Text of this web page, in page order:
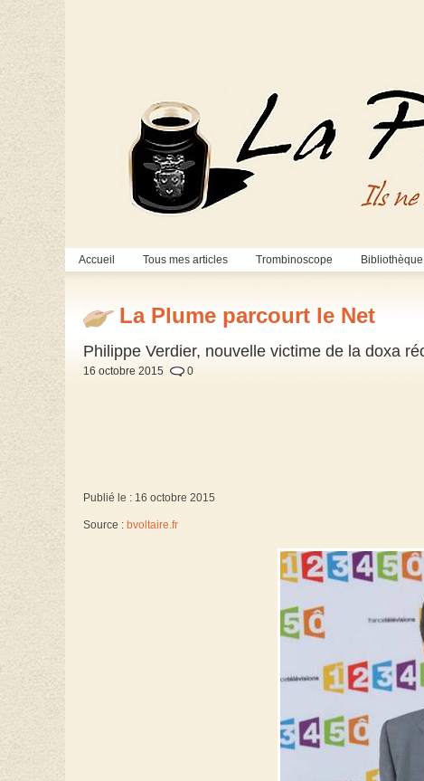
Accueil Tous mes articles Trombinoscope Bibliothèque
La Plume parcourt le Net
Philippe Verdier, nouvelle victime de la doxa
16 octobre 2015 0
Publié le : 16 octobre 2015
Source : bvoltaire.fr